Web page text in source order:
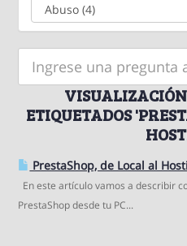
ETIQUETADOS
PrestaShop, de Local al
En este artículo vamos a describir
PrestaShop desde tu PC...